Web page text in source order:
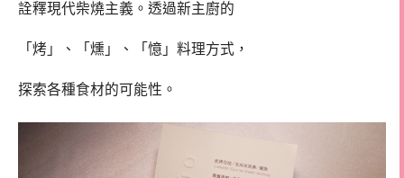
詮釋現代柴燒主義。透過新主廚的
「烤」、「燻」、「憶」料理方式，
探索各種食材的可能性。